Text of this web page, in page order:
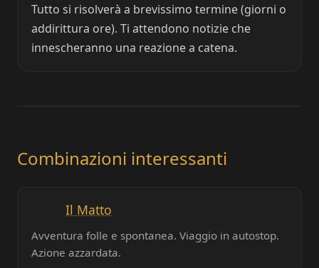
Tutto si risolverà a brevissimo termine (giorni o
addirittura ore). Ti attendono notizie che
innescheranno una reazione a catena.
Combinazioni interessanti
Il Matto
Avventura folle e spontanea. Viaggio in autostop.
Azione azzardata.